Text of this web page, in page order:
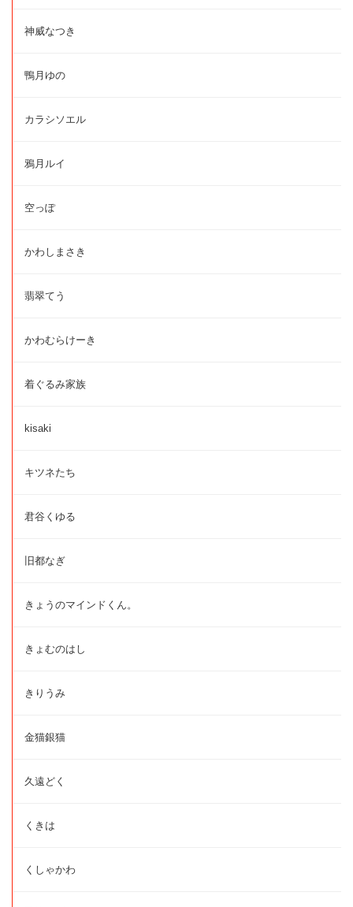
神威なつき
鴨月ゆの
カラシソエル
鴉月ルイ
空っぽ
かわしまさき
翡翠てう
かわむらけーき
着ぐるみ家族
kisaki
キツネたち
君谷くゆる
旧都なぎ
きょうのマインドくん。
きょむのはし
きりうみ
金猫銀猫
久遠どく
くきは
くしゃかわ